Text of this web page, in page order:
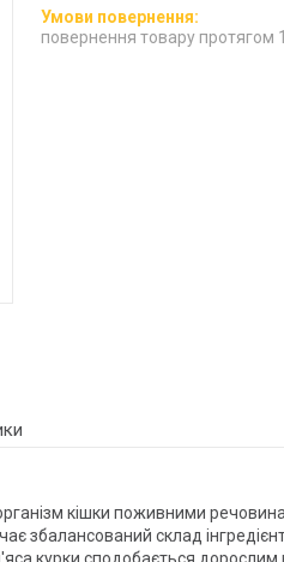
повернення товару протягом
кішки поживними
збалансований склад